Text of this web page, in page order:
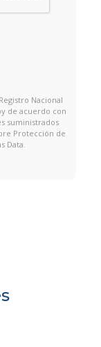
Nacional
de acuerdo con
suministrados
Protección de
Data.